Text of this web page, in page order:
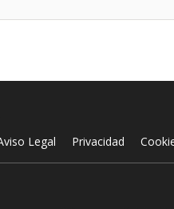
Legal Privacidad